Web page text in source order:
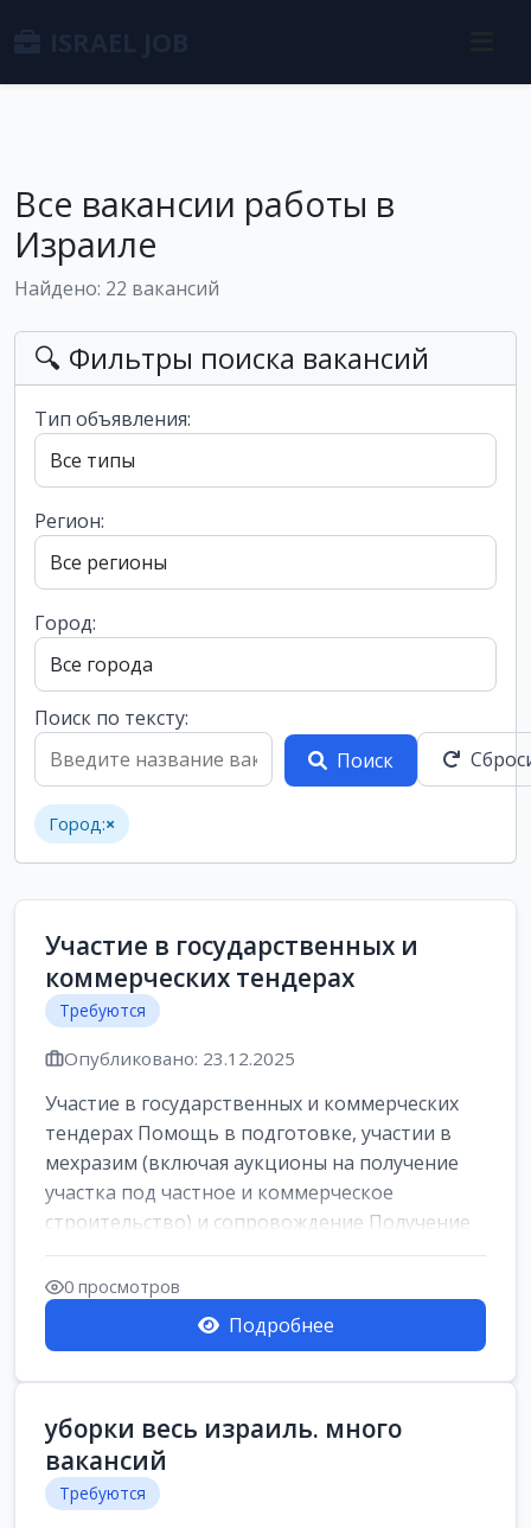
Все вакансии работы в
Израиле
Найдено: 22 вакансий
🔍 Фильтры поиска вакансий
Тип объявления:
Регион:
Город:
Поиск по тексту:
Поиск
Город:×
Участие в государственных и
коммерческих тендерах
Требуются
Опубликовано: 23.12.2025
Участие в государственных и коммерческих
тендерах Помощь в подготовке, участии в
мехразим (включая аукционы на получение
участка под частное и коммерческое
строительство) и сопровождение Получение
и о...
0 просмотров
Подробнее
уборки весь израиль. много
вакансий
Требуются